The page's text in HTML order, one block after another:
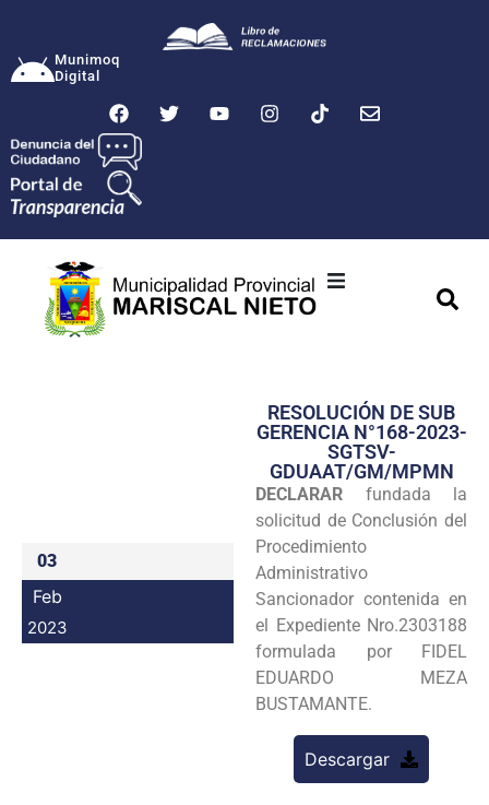
Munimoq
Digital
Transparencia
Seguridad
Programas
Intranet
03
Feb
2023
RESOLUCIÓN DE SUB
GERENCIA N°168-2023-
SGTSV-
GDUAAT/GM/MPMN
DECLARAR fundada la
solicitud de Conclusión del
Procedimiento
Administrativo
Sancionador contenida en
el Expediente Nro.2303188
formulada por FIDEL
EDUARDO MEZA
BUSTAMANTE.
Descargar